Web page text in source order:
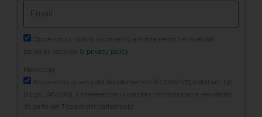
Cliccando su Iscriviti acconsento al trattamento dei miei dati
privacy policy
Marketing
Acconsento, ai sensi del Regolamento (UE) 2016/679 e dell'art. 130
D.Lgs. 196/2003, a ricevere comunicazioni promozionali e newsletter
da parte del Titolare del trattamento